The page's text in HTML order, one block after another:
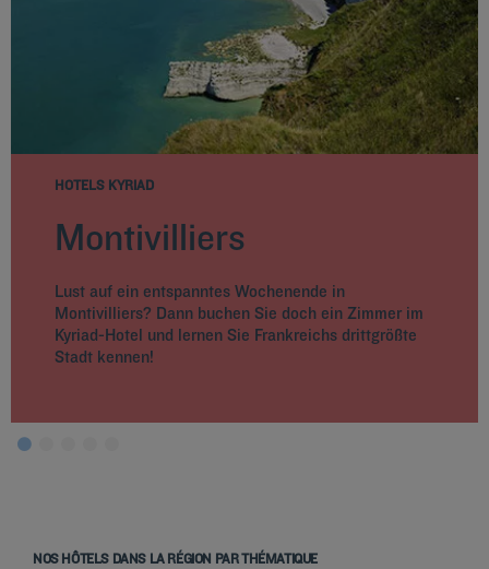
HOTELS KYRIAD
Montivilliers
Lust auf ein entspanntes Wochenende in
Montivilliers? Dann buchen Sie doch ein Zimmer im
Kyriad-Hotel und lernen Sie Frankreichs drittgrößte
Stadt kennen!
NOS HÔTELS DANS LA RÉGION PAR THÉMATIQUE